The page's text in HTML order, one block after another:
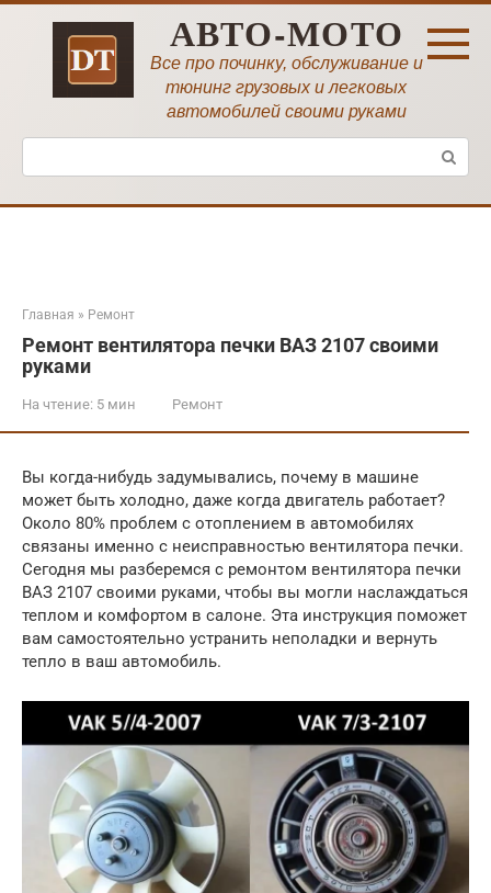
Перейти
АВТО-МОТО
Все про починку, обслуживание и
тюнинг грузовых и легковых
автомобилей своими руками
Поиск:
Главная » Ремонт
Ремонт вентилятора печки ВАЗ 2107 своими
руками
На чтение: 5 мин Ремонт
Вы когда-нибудь задумывались, почему в машине
может быть холодно, даже когда двигатель работает?
Около 80% проблем с отоплением в автомобилях
связаны именно с неисправностью вентилятора печки.
Сегодня мы разберемся с ремонтом вентилятора печки
ВАЗ 2107 своими руками, чтобы вы могли наслаждаться
теплом и комфортом в салоне. Эта инструкция поможет
вам самостоятельно устранить неполадки и вернуть
тепло в ваш автомобиль.